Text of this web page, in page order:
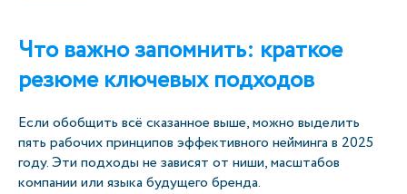
Что важно запомнить: краткое
резюме ключевых подходов
Если обобщить всё сказанное выше, можно выделить
пять рабочих принципов эффективного нейминга в 2025
году. Эти подходы не зависят от ниши, масштабов
компании или языка будущего бренда.